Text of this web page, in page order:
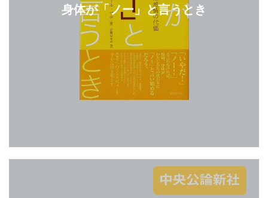
身体が「ノー」と言うとき